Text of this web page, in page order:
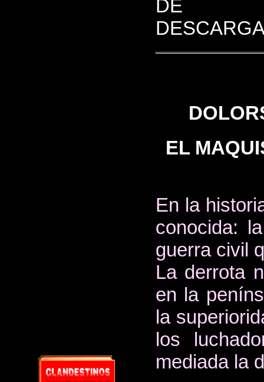
DE
EL
En la
conocida:
guerra civil
La derrota
en la
la
los
mediada la